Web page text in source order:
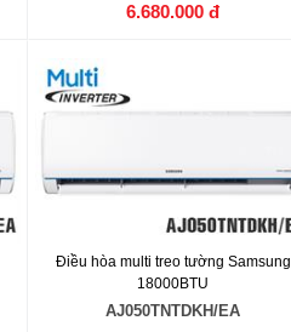
6.680.000 đ
Điều hòa multi treo tường Samsung
18000BTU
AJ050TNTDKH/EA